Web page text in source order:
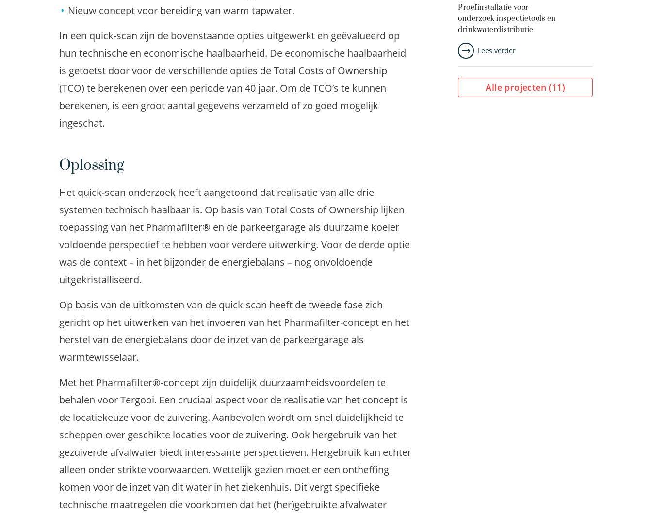
Nieuw concept voor bereiding van warm tapwater.
In een quick-scan zijn de bovenstaande opties uitgewerkt en geëvalueerd op
hun technische en economische haalbaarheid. De economische haalbaarheid
is getoetst door voor de verschillende opties de Total Costs of Ownership
(TCO) te berekenen over een periode van 40 jaar. Om de TCO’s te kunnen
berekenen, is een groot aantal gegevens verzameld of zo goed mogelijk
ingeschat.
Oplossing
Het quick-scan onderzoek heeft aangetoond dat realisatie van alle drie
systemen technisch haalbaar is. Op basis van Total Costs of Ownership lijken
toepassing van het Pharmafilter® en de parkeergarage als duurzame koeler
voldoende perspectief te hebben voor verdere uitwerking. Voor de derde optie
was de context – in het bijzonder de energiebalans – nog onvoldoende
uitgekristalliseerd.
Op basis van de uitkomsten van de quick-scan heeft de tweede fase zich
gericht op het uitwerken van het invoeren van het Pharmafilter-concept en het
herstel van de energiebalans door de inzet van de parkeergarage als
warmtewisselaar.
Met het Pharmafilter®-concept zijn duidelijk duurzaamheidsvoordelen te
behalen voor Tergooi. Een cruciaal aspect voor de realisatie van het concept is
de locatiekeuze voor de zuivering. Aanbevolen wordt om snel duidelijkheid te
scheppen over geschikte locaties voor de zuivering. Ook hergebruik van het
gezuiverde afvalwater biedt interessante perspectieven. Hergebruik kan echter
alleen onder strikte voorwaarden. Wettelijk gezien moet er een ontheffing
komen voor de inzet van dit water in het ziekenhuis. Dit vergt specifieke
technische maatregelen die voorkomen dat het (her)gebruikte afvalwater
Proefinstallatie voor
onderzoek inspectietools en
drinkwaterdistributie
Lees verder
Alle projecten (11)